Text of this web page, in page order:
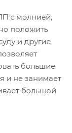
с молнией,
положить
и другие
большие
и не занимает
большой